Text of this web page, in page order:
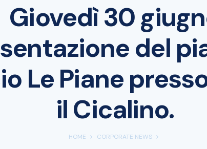
Giovedì 30
del
Le Piane
il Cicalino.
HOME
CORPORATE NEWS